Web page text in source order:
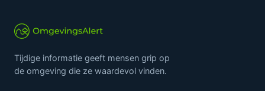
Tijdige informatie geeft mensen grip op
de omgeving die ze waardevol vinden.